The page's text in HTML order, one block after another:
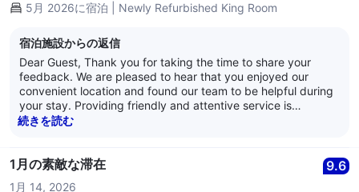
5月 2026に宿泊 | Newly Refurbished King Room
宿泊施設からの返信
Dear Guest, Thank you for taking the time to share your
feedback. We are pleased to hear that you enjoyed our
convenient location and found our team to be helpful during
your stay. Providing friendly and attentive service is
something we strive for, so your kind comments are greatly
Guest feedback is important to us, and we continually invest
in maintaining and improving our property to ensure the best
続きを読む
1月の素敵な滞在 9.6
1月 14, 2026